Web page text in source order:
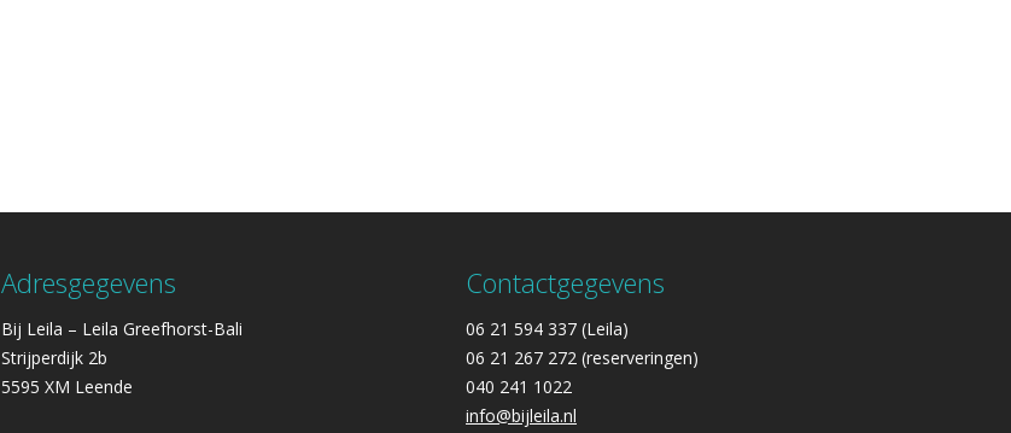
Adresgegevens
Bij Leila – Leila Greefhorst-Bali
Strijperdijk 2b
5595 XM Leende
Contactgegevens
06 21 594 337 (Leila)
06 21 267 272 (reserveringen)
040 241 1022
info@bijleila.nl